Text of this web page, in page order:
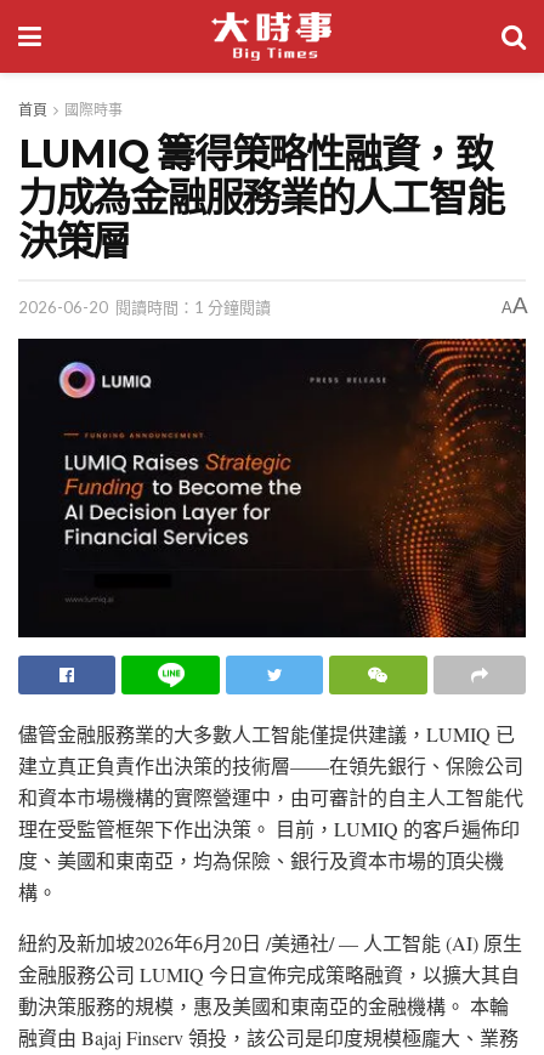
首頁 國際時事
LUMIQ 籌得策略性融資，致
力成為金融服務業的人工智能
決策層
2026-06-20 閱讀時間：1 分鐘閱讀 AA
儘管金融服務業的大多數人工智能僅提供建議，LUMIQ 已
建立真正負責作出決策的技術層——在領先銀行、保險公司
和資本市場機構的實際營運中，由可審計的自主人工智能代
理在受監管框架下作出決策。 目前，LUMIQ 的客戶遍佈印
度、美國和東南亞，均為保險、銀行及資本市場的頂尖機
構。
紐約及新加坡2026年6月20日 /美通社/ — 人工智能 (AI) 原生
金融服務公司 LUMIQ 今日宣佈完成策略融資，以擴大其自
動決策服務的規模，惠及美國和東南亞的金融機構。 本輪
融資由 Bajaj Finserv 領投，該公司是印度規模極龐大、業務